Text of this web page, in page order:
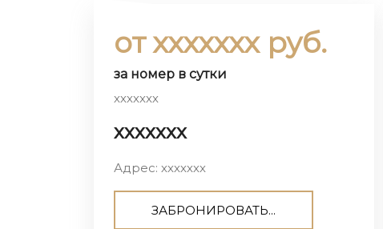
от ххххххх руб.
за номер в сутки
ххххххх
ххххххх
Адрес: ххххххх
ЗАБРОНИРОВАТЬ...